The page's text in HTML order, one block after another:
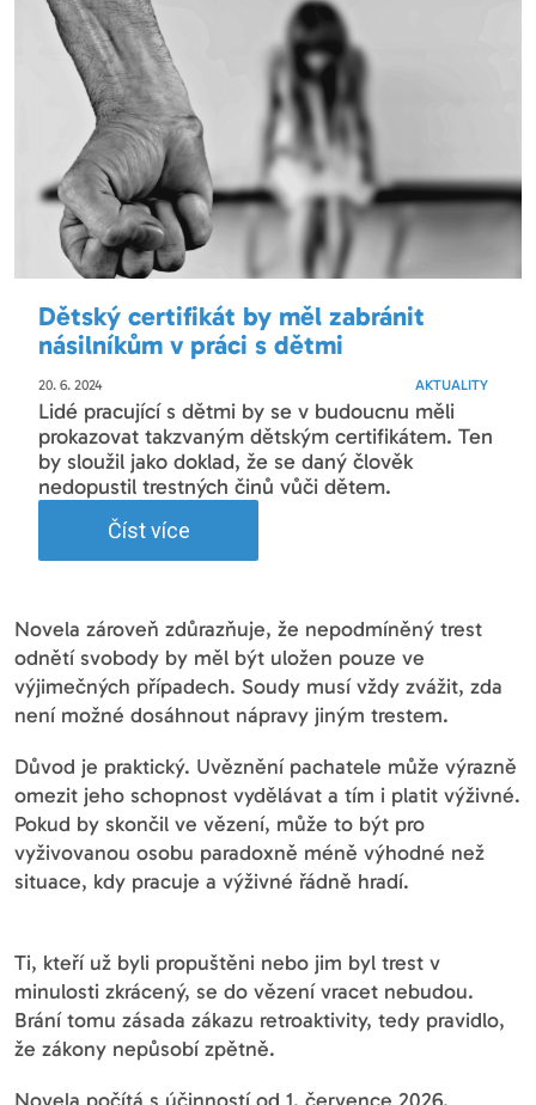
Dětský certifikát by měl zabránit
násilníkům v práci s dětmi
20. 6. 2024 AKTUALITY
Lidé pracující s dětmi by se v budoucnu měli
prokazovat takzvaným dětským certifikátem. Ten
by sloužil jako doklad, že se daný člověk
nedopustil trestných činů vůči dětem.
Číst více
Novela zároveň zdůrazňuje, že nepodmíněný trest
odnětí svobody by měl být uložen pouze ve
výjimečných případech. Soudy musí vždy zvážit, zda
není možné dosáhnout nápravy jiným trestem.
Důvod je praktický. Uvěznění pachatele může výrazně
omezit jeho schopnost vydělávat a tím i platit výživné.
Pokud by skončil ve vězení, může to být pro
vyživovanou osobu paradoxně méně výhodné než
situace, kdy pracuje a výživné řádně hradí.
Ti, kteří už byli propuštěni nebo jim byl trest v
minulosti zkrácený, se do vězení vracet nebudou.
Brání tomu zásada zákazu retroaktivity, tedy pravidlo,
že zákony nepůsobí zpětně.